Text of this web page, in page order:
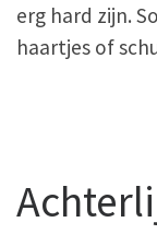
erg hard zijn.
haartjes of